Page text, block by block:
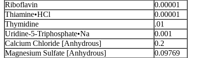
Riboflavin
0.00001
Thiamine•HCl
0.00001
Thymidine
.01
Uridine-5-Triphosphate•Na
0.001
Calcium Chloride [Anhydrous]
0.2
Magnesium Sulfate [Anhydrous]
0.09769